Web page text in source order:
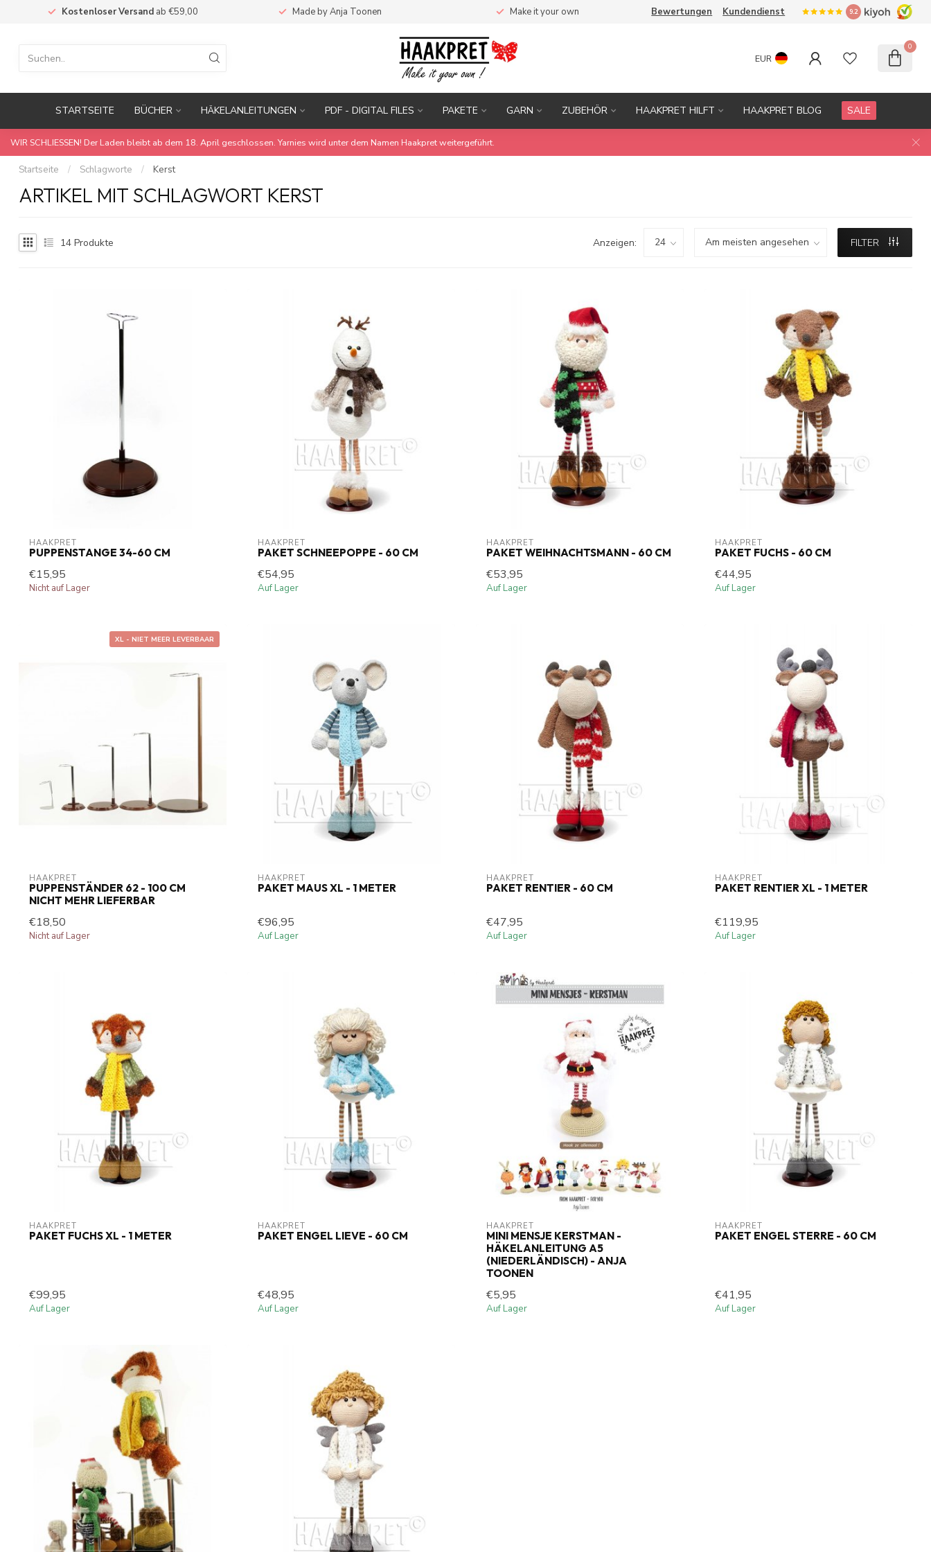
Kostenloser Versand ab €59,00 Made by Anja Toonen Make it your own Bewertungen Kundendienst 9.2
EUR
0
STARTSEITE BÜCHER HÄKELANLEITUNGEN PDF - DIGITAL FILES PAKETE GARN ZUBEHÖR HAAKPRET HILFT HAAKPRET BLOG SALE
WIR SCHLIESSEN! Der Laden bleibt ab dem 18. April geschlossen. Yarnies wird unter dem Namen Haakpret weitergeführt.
Startseite / Schlagworte / Kerst
ARTIKEL MIT SCHLAGWORT KERST
14 Produkte Anzeigen: FILTER
HAAKPRET
PUPPENSTANGE 34-60 CM
€15,95
Nicht auf Lager
HAAKPRET
PAKET SCHNEEPOPPE - 60 CM
€54,95
Auf Lager
HAAKPRET
PAKET WEIHNACHTSMANN - 60 CM
€53,95
Auf Lager
HAAKPRET
PAKET FUCHS - 60 CM
€44,95
Auf Lager
XL - NIET MEER LEVERBAAR
HAAKPRET
PUPPENSTÄNDER 62 - 100 CM
NICHT MEHR LIEFERBAR
€18,50
Nicht auf Lager
HAAKPRET
PAKET MAUS XL - 1 METER
€96,95
Auf Lager
HAAKPRET
PAKET RENTIER - 60 CM
€47,95
Auf Lager
HAAKPRET
PAKET RENTIER XL - 1 METER
€119,95
Auf Lager
HAAKPRET
PAKET FUCHS XL - 1 METER
€99,95
Auf Lager
HAAKPRET
PAKET ENGEL LIEVE - 60 CM
€48,95
Auf Lager
HAAKPRET
MINI MENSJE KERSTMAN -
HÄKELANLEITUNG A5
(NIEDERLÄNDISCH) - ANJA
TOONEN
€5,95
Auf Lager
HAAKPRET
PAKET ENGEL STERRE - 60 CM
€41,95
Auf Lager